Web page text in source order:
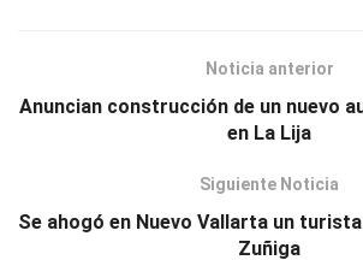
Noticia anterior
Anuncian construcción de un nuevo
en La Lija
Siguiente Noticia
Se ahogó en Nuevo Vallarta un
Zuñiga